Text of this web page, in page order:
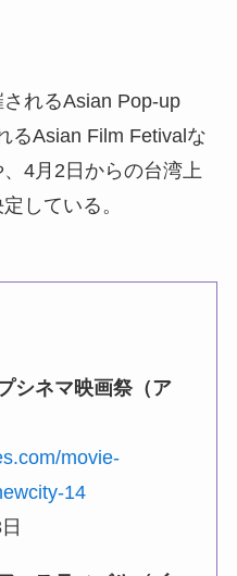
れるAsian Pop-up
るAsian Film Fetivalな
4⽉2⽇からの台湾上
している。
シネマ映画祭（ア
movie-
14